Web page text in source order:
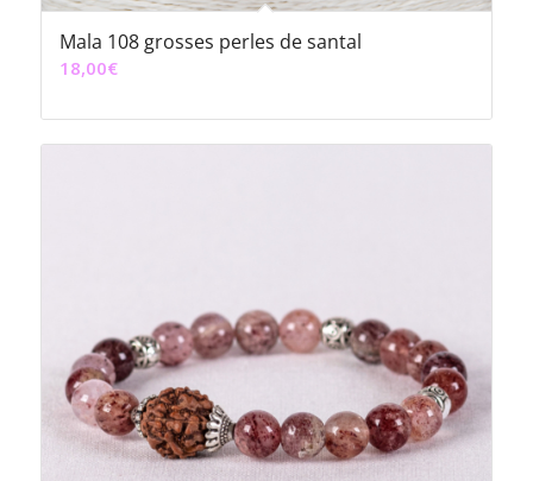
Mala 108 grosses perles de santal
18,00€